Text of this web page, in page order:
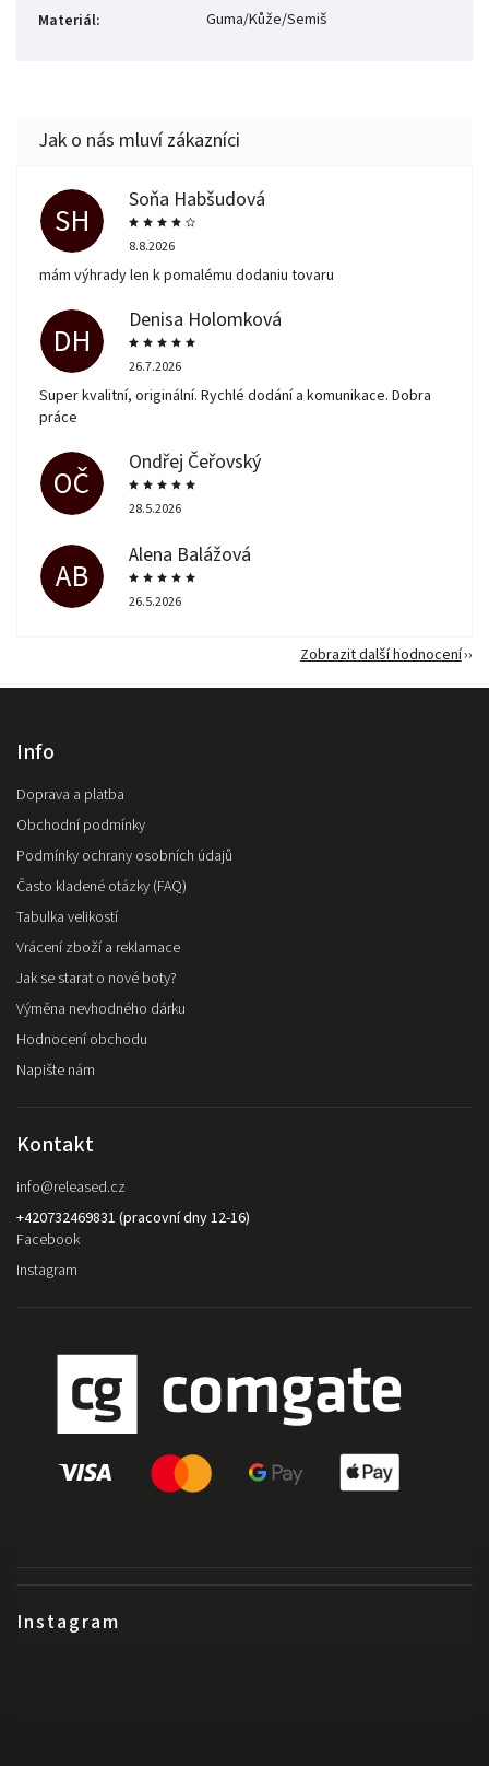
Materiál: Guma/Kůže/Semiš
SH
Soňa Habšudová
8.8.2026
mám výhrady len k pomalému dodaniu tovaru
DH
Denisa Holomková
26.7.2026
Super kvalitní, originální. Rychlé dodání a komunikace. Dobra
práce
OČ
Ondřej Čeřovský
28.5.2026
AB
Alena Balážová
26.5.2026
Zobrazit další hodnocení
Instagram
Info
Doprava a platba
Obchodní podmínky
Podmínky ochrany osobních údajů
Často kladené otázky (FAQ)
Tabulka velikostí
Vrácení zboží a reklamace
Jak se starat o nové boty?
Výměna nevhodného dárku
Hodnocení obchodu
Napište nám
Kontakt
info@released.cz
+420732469831 (pracovní dny 12-16)
Facebook
Instagram